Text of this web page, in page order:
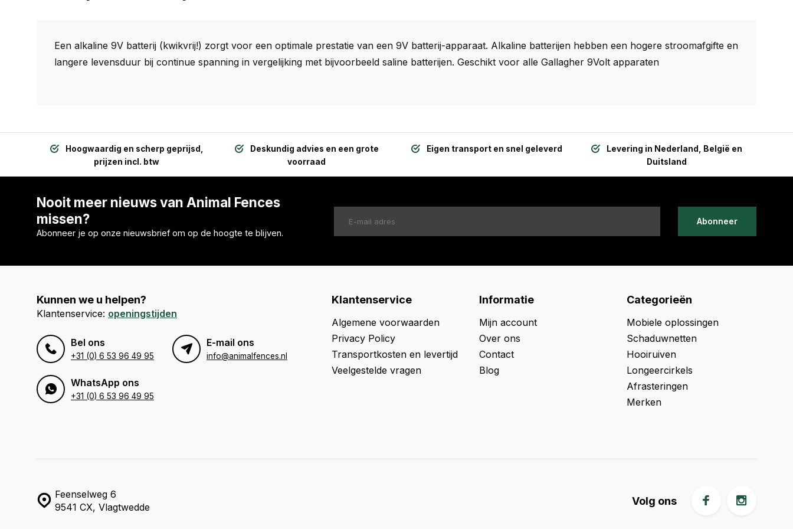
Een alkaline 9V batterij (kwikvrij!) zorgt voor een optimale prestatie van een 9V batterij-apparaat. Alkaline batterijen hebben een hogere stroomafgifte en
langere levensduur bij continue spanning in vergelijking met bijvoorbeeld saline batterijen. Geschikt voor alle Gallagher 9Volt apparaten
Hoogwaardig en scherp geprijsd,
prijzen incl. btw
Deskundig advies en een grote
voorraad
Eigen transport en snel geleverd
Levering in Nederland, België en
Duitsland
Nooit meer nieuws van Animal Fences
missen?
Abonneer je op onze nieuwsbrief om op de hoogte te blijven.
Abonneer
Kunnen we u helpen?
Klantenservice: openingstijden
Bel ons
+31 (0) 6 53 96 49 95
E-mail ons
info@animalfences.nl
WhatsApp ons
+31 (0) 6 53 96 49 95
Klantenservice
Algemene voorwaarden
Privacy Policy
Transportkosten en levertijd
Veelgestelde vragen
Informatie
Mijn account
Over ons
Contact
Blog
Categorieën
Mobiele oplossingen
Schaduwnetten
Hooiruiven
Longeercirkels
Afrasteringen
Merken
Feenselweg 6
9541 CX, Vlagtwedde
Volg ons